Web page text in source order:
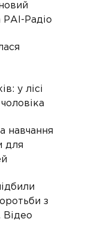
Радіо
у лісі
навчання
для
з
Відео